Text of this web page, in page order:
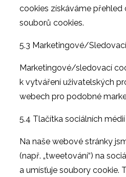
cookies získáváme přehled
souborů cookies.
5.3 Marketingové/
Marketingové/sledovací
k vytváření uživatelských
webech pro podobné
5.4 Tlačítka sociálních médií
Na naše webové stránky
(např. „tweetování“) na
a umísťuje soubory cookie.